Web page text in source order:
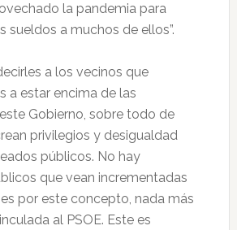
la pandemia para
sueldos a muchos de ellos”.
a los vecinos que
a estar encima de las
Gobierno, sobre todo de
privilegios y desigualdad
públicos. No hay
que vean incrementadas
por este concepto, nada más
al PSOE. Este es